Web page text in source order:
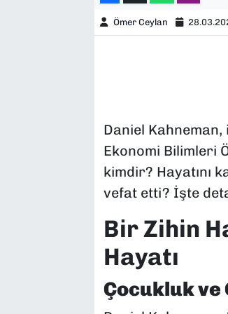
Ömer Ceylan
Daniel Kahneman,
Ekonomi Bilimleri
kimdir? Hayatını
vefat etti? İşte
Bir Zihin
Hayatı
Çocukluk ve